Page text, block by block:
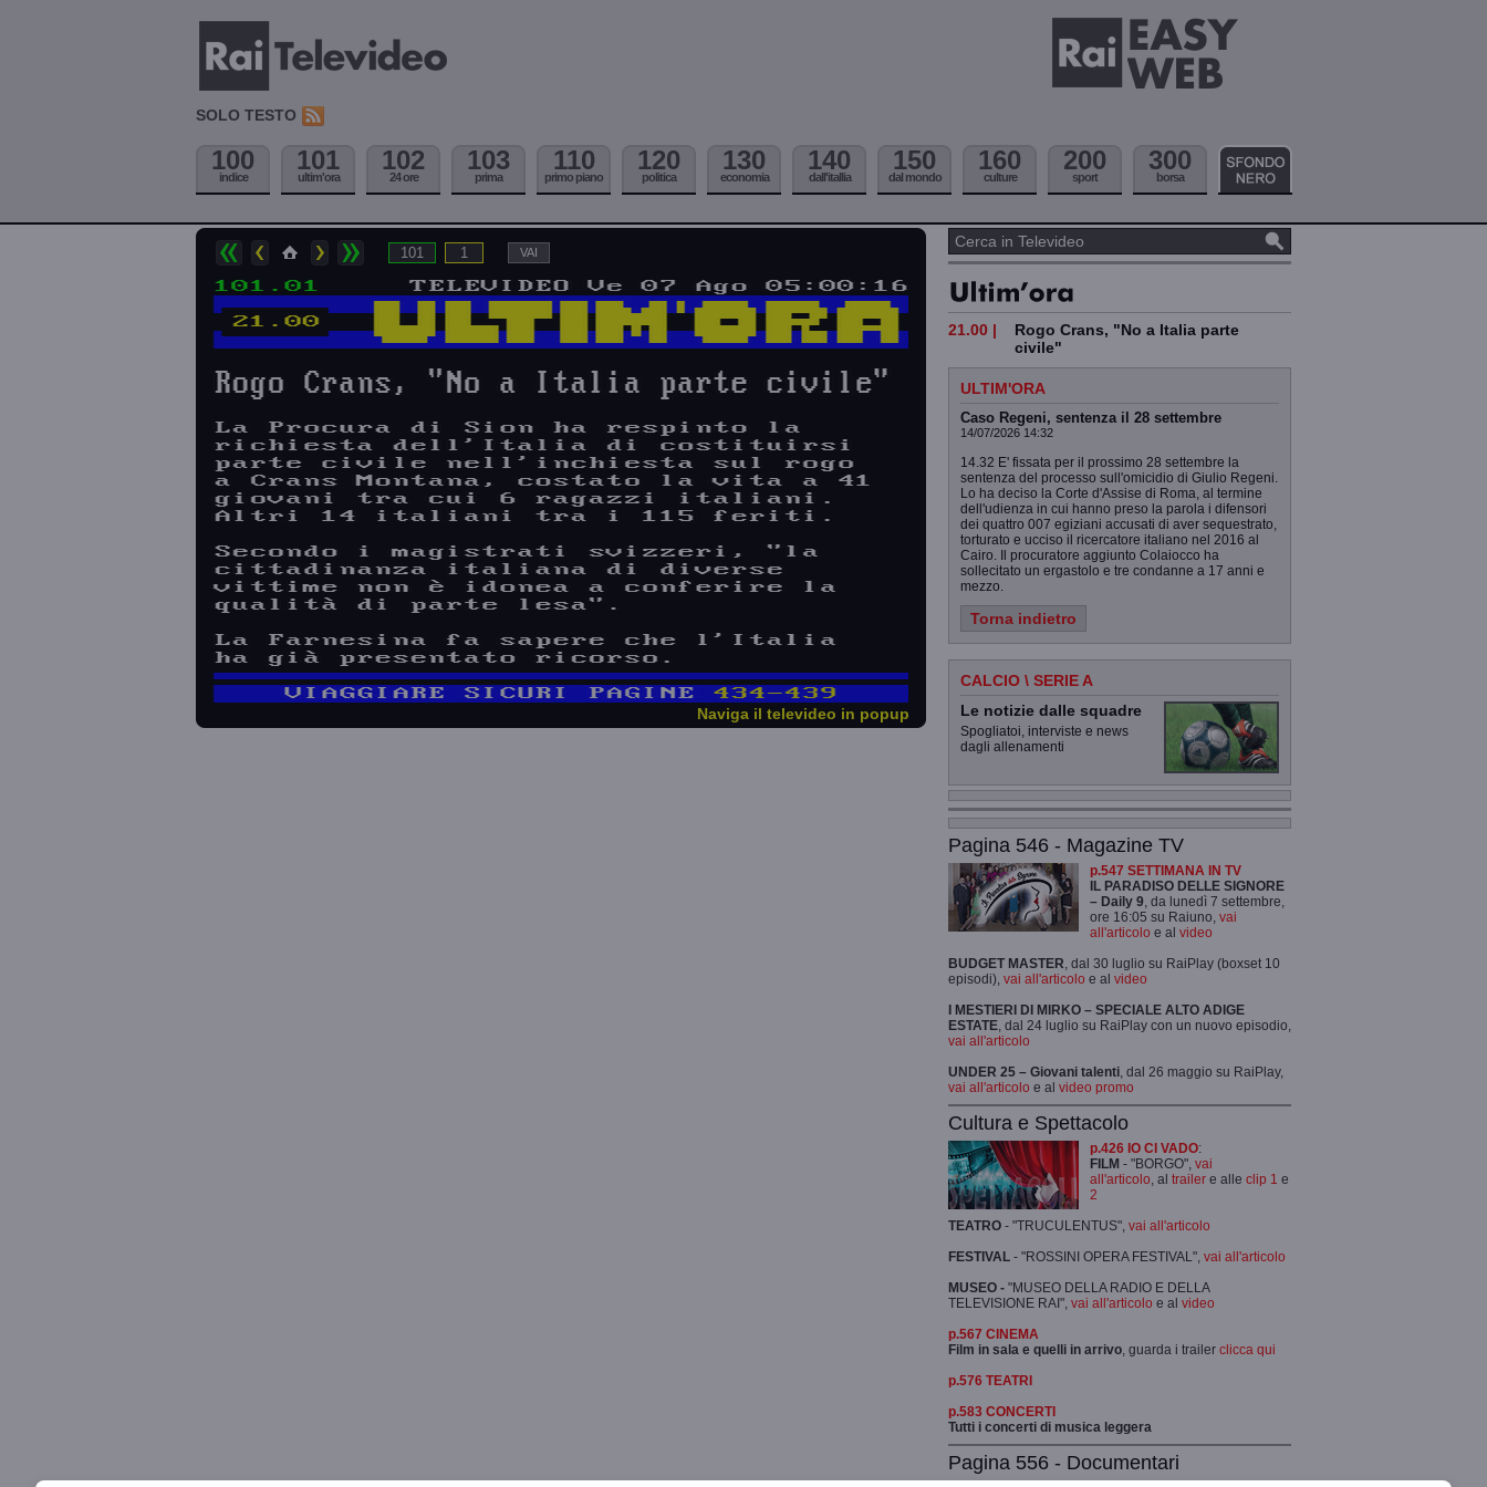
SOLO TESTO
100
indice
101
ultim'ora
102
24 ore
103
prima
110
primo piano
120
politica
130
economia
140
dall'itallia
150
dal mondo
160
culture
200
sport
300
borsa
Naviga il televideo in popup
21.00 |
Rogo Crans, "No a Italia parte
civile"
ULTIM'ORA
Caso Regeni, sentenza il 28 settembre
14/07/2026 14:32
14.32 E' fissata per il prossimo 28 settembre la
sentenza del processo sull'omicidio di Giulio Regeni.
Lo ha deciso la Corte d'Assise di Roma, al termine
dell'udienza in cui hanno preso la parola i difensori
dei quattro 007 egiziani accusati di aver sequestrato,
torturato e ucciso il ricercatore italiano nel 2016 al
Cairo. Il procuratore aggiunto Colaiocco ha
sollecitato un ergastolo e tre condanne a 17 anni e
mezzo.
Torna indietro
CALCIO \ SERIE A
Le notizie dalle squadre
Spogliatoi, interviste e news
dagli allenamenti
Pagina 546 - Magazine TV
p.547 SETTIMANA IN TV
IL PARADISO DELLE SIGNORE
– Daily 9 , da lunedì 7 settembre,
ore 16:05 su Raiuno, vai
all'articolo e al video
BUDGET MASTER , dal 30 luglio su RaiPlay (boxset 10
episodi), vai all'articolo e al video
I MESTIERI DI MIRKO – SPECIALE ALTO ADIGE
ESTATE , dal 24 luglio su RaiPlay con un nuovo episodio,
vai all'articolo
UNDER 25 – Giovani talenti , dal 26 maggio su RaiPlay,
vai all'articolo e al video promo
Cultura e Spettacolo
p.426 IO CI VADO:
FILM - "BORGO", vai
all'articolo , al trailer e alle clip 1 e
2
TEATRO - "TRUCULENTUS", vai all'articolo
FESTIVAL - "ROSSINI OPERA FESTIVAL", vai all'articolo
MUSEO - "MUSEO DELLA RADIO E DELLA
TELEVISIONE RAI", vai all'articolo e al video
p.567 CINEMA
Film in sala e quelli in arrivo , guarda i trailer clicca qui
p.576 TEATRI
p.583 CONCERTI
Tutti i concerti di musica leggera
Pagina 556 - Documentari